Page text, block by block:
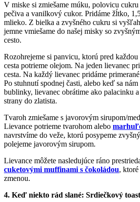
V miske si zmiešame múku, polovicu
pečiva a vanilkový cukor. Pridáme žĺtko,
mlieko. Z bielka a zvyšného cukru si
jemne vmiešame do našej misky so
cesto.
Rozohrejeme si panvicu, ktorú pred
cesta potrieme olejom. Na jeden lievanec
cesta. Na každý lievanec pridáme
Po stuhnutí spodnej časti, alebo keď sa
bublinky, lievanec obrátime ako palacinku
strany do zlatista.
Tvaroh zmiešame s javorovým sirupom/
Lievance potrieme tvarohom alebo
navrstvíme do veže, ktorú posypeme
polejeme javorovým sirupom.
Lievance môžete nasledujúce ráno
cuketovými muffinami s čokoládou,
zmenou.
4. Keď niekto rád slané: Srdiečkový